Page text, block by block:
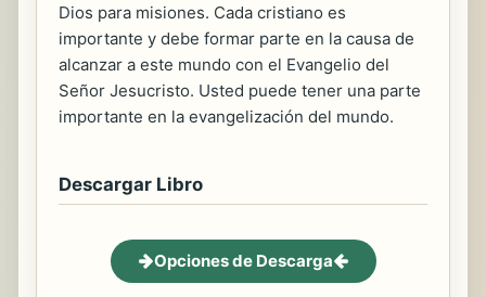
Dios para misiones. Cada cristiano es
importante y debe formar parte en la causa de
alcanzar a este mundo con el Evangelio del
Señor Jesucristo. Usted puede tener una parte
importante en la evangelización del mundo.
Descargar Libro
Opciones de Descarga